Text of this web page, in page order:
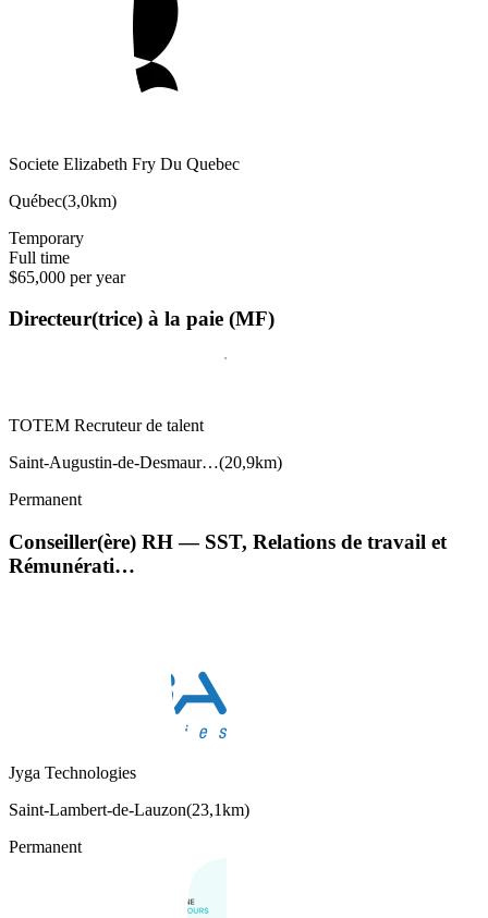
Societe Elizabeth Fry Du Quebec
Québec(3,0km)
Temporary
Full time
$65,000 per year
Directeur(trice) à la paie (MF)
TOTEM Recruteur de talent
Saint-Augustin-de-Desmaur…(20,9km)
Permanent
Conseiller(ère) RH — SST, Relations de travail et
Rémunérati…
Jyga Technologies
Saint-Lambert-de-Lauzon(23,1km)
Permanent